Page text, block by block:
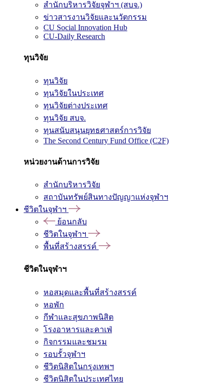
สำนักบริหารวิจัยจุฬาฯ (สบจ.)
ข่าวสารงานวิจัยและนวัตกรรม
CU Social Innovation Hub
CU-Daily Research
ทุนวิจัย
ทุนวิจัย
ทุนวิจัยในประเทศ
ทุนวิจัยต่างประเทศ
ทุนวิจัย สบจ.
ทุนสนับสนุนยุทธศาสตร์การวิจัย
The Second Century Fund Office (C2F)
หน่วยงานด้านการวิจัย
สำนักบริหารวิจัย
สถาบันทรัพย์สินทางปัญญาแห่งจุฬาฯ
ชีวิตในจุฬาฯ
ย้อนกลับ
ชีวิตในจุฬาฯ
พื้นที่สร้างสรรค์
ชีวิตในจุฬาฯ
หอสมุดและพื้นที่สร้างสรรค์
หอพัก
กีฬาและสุขภาพนิสิต
โรงอาหารและคาเฟ่
กิจกรรมและชมรม
รอบรั้วจุฬาฯ
ชีวิตนิสิตในกรุงเทพฯ
ชีวิตนิสิตในประเทศไทย